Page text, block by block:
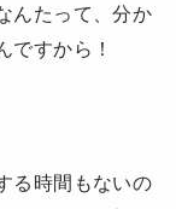
んたって、分か
ですから！
る時間もないの